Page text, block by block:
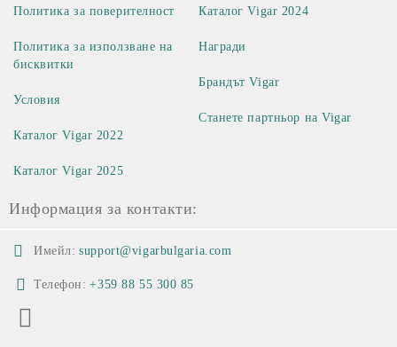
Политика за поверителност
Политика за използване на
бисквитки
Условия
Каталог Vigar 2022
Каталог Vigar 2024
Награди
Брандът Vigar
Станете партньор на Vigar
Каталог Vigar 2025
Информация за контакти:
Имейл: support@vigarbulgaria.com
Телефон: +359 88 55 300 85